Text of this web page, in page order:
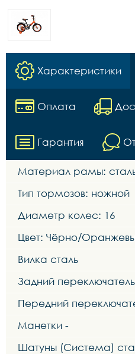
Характеристики
Оплата
Гарантия
Материал рамы:
Тип тормозов: ножной
Диаметр колес: 16
Цвет: Чёрно/
Вилка сталь
Задний
Передний
Манетки -
Шатуны (Система)